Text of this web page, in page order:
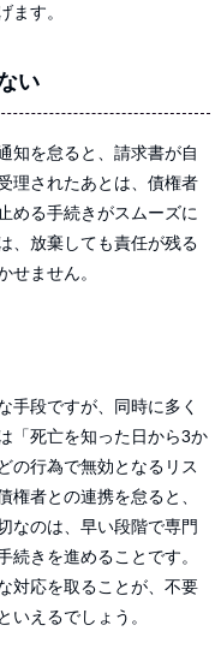
ます。
い
知を怠ると、請求書が自
理されたあとは、債権者
める手続きがスムーズに
、放棄しても責任が残る
せません。
手段ですが、同時に多く
「死亡を知った日から3か
の行為で無効となるリス
権者との連携を怠ると、
なのは、早い段階で専門
きを進めることです。
対応を取ることが、不要
いえるでしょう。